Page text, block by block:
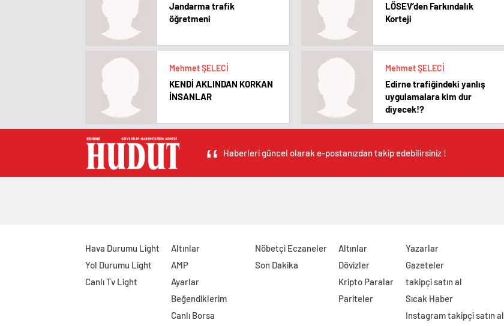
Jandarma trafik
öğretmeni
LÖSEV’den Farkındalık
Korteji
Mehmet ŞELECİ
KENDİ AKLINDAN KORKAN
İNSANLAR
Mehmet ŞELECİ
Edirne trafiğindeki yanlış
uygulamalara kim dur
diyecek!?
Haberleri güncel olarak e-postanızdan takip edebilirsiniz !
Hava Durumu Light
Yol Durumu Light
Canlı Tv Light
Altınlar
AMP
Ayarlar
Beğendiklerim
Canlı Borsa
Nöbetçi Eczaneler
Son Dakika
Altınlar
Dövizler
Kripto Paralar
Pariteler
Yazarlar
Gazeteler
takipçi satın al
Sıcak Haber
Instagram takipçi satın al